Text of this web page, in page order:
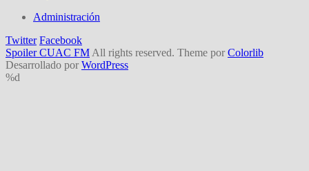
Administración
Twitter Facebook
Spoiler CUAC FM All rights reserved. Theme por Colorlib
Desarrollado por WordPress
%d